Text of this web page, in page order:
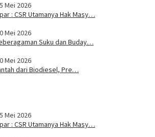
Mei 2026
: CSR Utamanya Hak Masy…
Mei 2026
Suku dan Buday…
Mei 2026
dari Biodiesel, Pre…
Mei 2026
: CSR Utamanya Hak Masy…